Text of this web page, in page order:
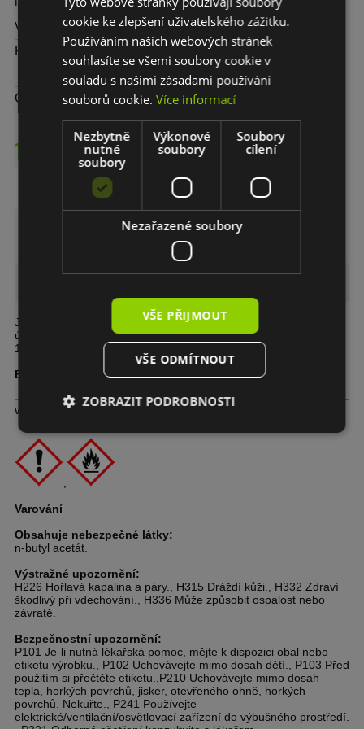
Výrobce: KAPCI
Kód:
Objem:
153,- CZK
DO KOŠÍKU
KAPCI - Ředidlo Fast 600 (rychlé)
Je určeno k ředění produktů RAPTOR černý / bílý / tónovaný za
účelem získání konkrétní konzistence pro stříkání. (maximálně
15%)
Balení:
Výstražné
,
Varování
Obsahuje nebezpečné látky:
n-butyl acetát.
Výstražné upozornění:
H226 Hořlavá kapalina a páry., H315 Dráždí kůži., H332 Zdraví
škodlivý při vdechování., H336 Může způsobit ospalost nebo
závratě.
Bezpečnostní upozornění:
P101 Je-li nutná lékařská pomoc, mějte k dispozici obal nebo
etiketu výrobku., P102 Uchovávejte mimo dosah dětí., P103 Před
použitím si přečtěte etiketu.,P210 Uchovávejte mimo dosah
tepla, horkých povrchů, jisker, otevřeného ohně, horkých
povrchů. Nekuřte., P241 Používejte
elektrické/ventilační/osvětlovací zařízení do výbušného prostředí.
cookie ke zlepšení uživatelského zážitku.
Používáním našich webových stránek
souhlasíte se všemi soubory cookie v
souladu s našimi zásadami používání
souborů cookie.Více informací
Nezbytně
nutné
soubory
Výkonové
soubory
Soubory
cílení
Nezařazené soubory
VŠE PŘIJMOUT
VŠE ODMÍTNOUT
ZOBRAZIT PODROBNOSTI